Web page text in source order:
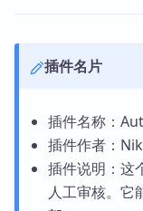
插件名片
插件名称：
插件作者：
插件说明：这
人工审核。它